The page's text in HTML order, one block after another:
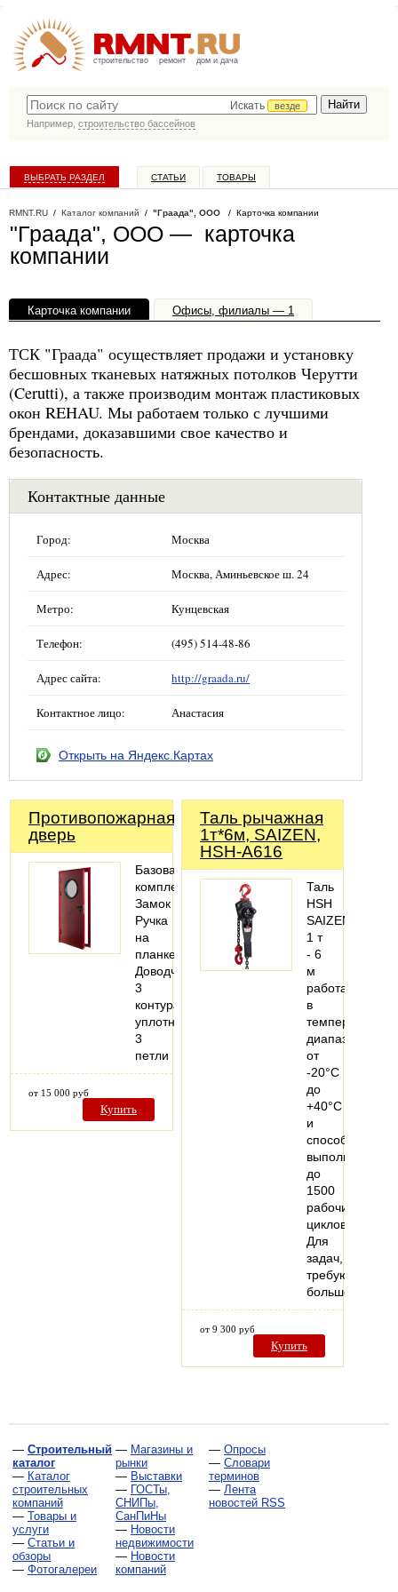
строительство ремонт дом и дача
Искать
везде
Например, строительство бассейнов
ВЫБРАТЬ РАЗДЕЛ СТАТЬИ ТОВАРЫ
RMNT.RU / Каталог компаний / "Граада", ООО / Карточка компании
"Граада", ООО — карточка
компании
Карточка компании Офисы, филиалы — 1
ТСК "Граада" осуществляет продажи и установку
бесшовных тканевых натяжных потолков Черутти
(Cerutti), а также производим монтаж пластиковых
окон REHAU. Мы работаем только с лучшими
брендами, доказавшими свое качество и
безопасность.
Контактные данные
Город: Москва
Адрес: Москва, Аминьевское ш. 24
Метро: Кунцевская
Телефон: (495) 514-48-86
Адрес сайта: http://graada.ru/
Контактное лицо: Анастасия
Открыть на Яндекс.Картах
Противопожарная
дверь
Базовая
комплектация:
Замок
Ручка
на
планке
Доводчик
3
контура
уплотнения
3
петли
от 15 000 руб
Купить
Таль рычажная
1т*6м, SAIZEN,
HSH-A616
Таль
HSH
SAIZEN
1 т
- 6
м
работает
в
температурном
диапазоне
от
-20°C
до
+40°C
и
способна
выполнять
до
1500
рабочих
циклов.
Для
задач,
требующих
большего…
от 9 300 руб
Купить
— Строительный
каталог
— Каталог
строительных
компаний
— Товары и
услуги
— Статьи и
обзоры
— Фотогалереи
— Магазины и
рынки
— Выставки
— ГОСТы,
СНИПы,
СанПиНы
— Новости
недвижимости
— Новости
компаний
— Опросы
— Словари
терминов
— Лента
новостей RSS